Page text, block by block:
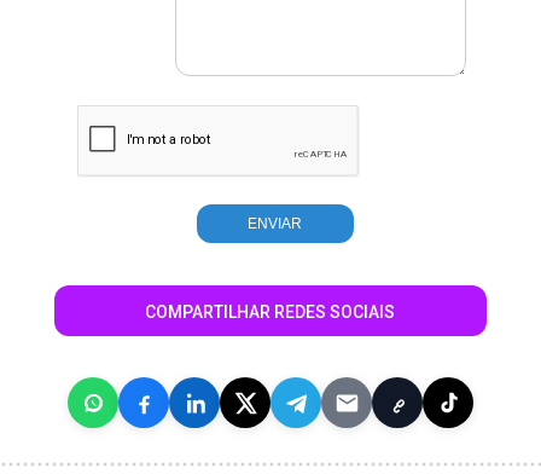
COMPARTILHAR REDES SOCIAIS